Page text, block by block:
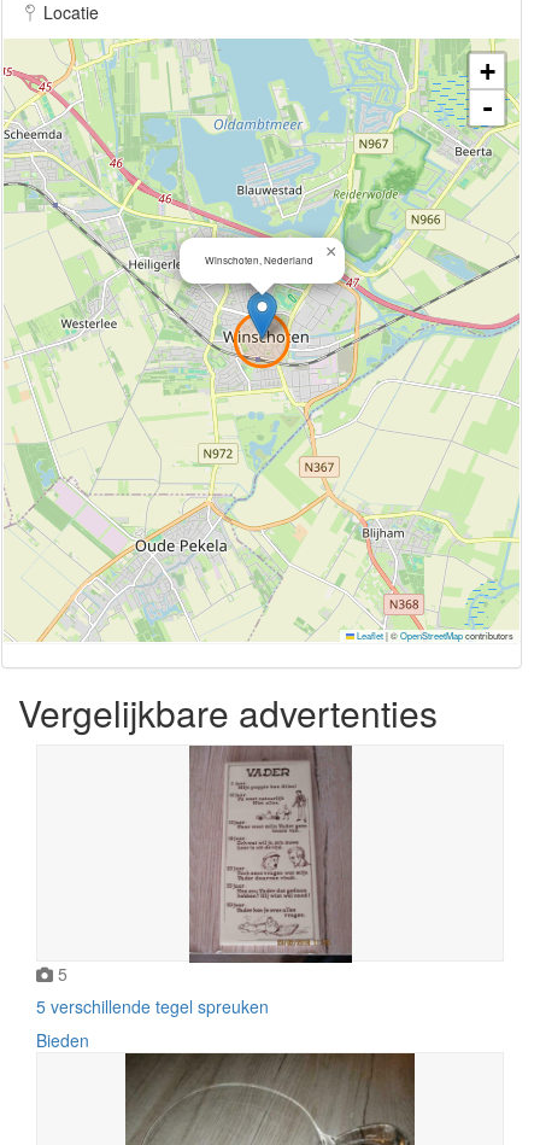
Locatie
Winschoten, Nederland ×
+
-
Leaflet|©OpenStreetMapcontributors
Vergelijkbare advertenties
5
5 verschillende tegel spreuken
Bieden